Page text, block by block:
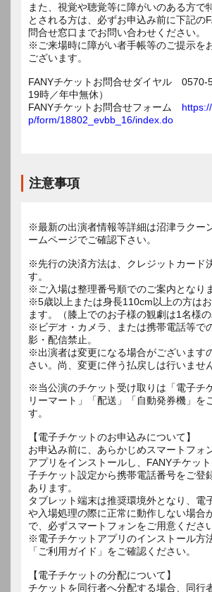
また、視覚や聴覚等に障がいのある方で
とされる方は、必ずお申込み前に下記の
問合せ窓口までお問い合わせください。
※ご来場時に障がい者手帳等のご提示を
ございます。
FANYチケットお問合せダイヤル 0570-
19時／年中無休）
FANYチケットお問合せフォーム
p/form/18802_evbb_16/index.do
注意事項
※最新の出演者情報等詳細は沼津ラクー
ームページでご確認下さい。
※先行の決済方法は、クレジットカード
す。
※ご入場は整理番号順でのご案内となり
※5歳以上または身長110cm以上の方は
ます。（膝上でのお子様の観劇は1名様の
※ビデオ・カメラ、または携帯電話等で
影・配信禁止。
※出演者は変更になる場合がございます
※当公演のチケット受け取りは「電子チ
リーマート」「配送」「自動発券機」を
す。
【電子チケットのお申込みについて】
お申込み前に、あらかじめスマートフォ
アプリをインストールし、FANYチケッ
子チケット設定から携帯電話番号をご登
あります。
タブレット端末は推奨環境外となり、電
や入場処理の際に正常に動作しない場合
で、必ずスマートフォンをご用意ください
※電子チケットアプリのインストール方
「ご利用ガイド」をご確認ください。
【電子チケットの分配について】
チケットを同行者へ分配する場合、同行